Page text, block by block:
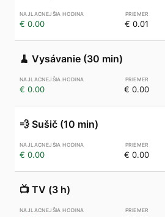
€ 0.00 € 0.01
🧹 Vysávanie (30 min)
€ 0.00 € 0.00
💨 Sušič (10 min)
€ 0.00 € 0.00
📺 TV (3 h)